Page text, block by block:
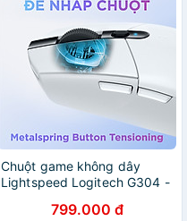
Chuột game không dây
Lightspeed Logitech G304 -
nhẹ, 6 nút lập trình, on-
799.000 đ